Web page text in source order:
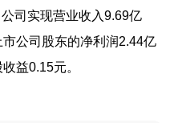
司实现营业收入9.69亿
公司股东的净利润2.44亿
益0.15元。